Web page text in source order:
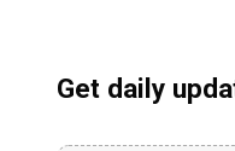
Get daily